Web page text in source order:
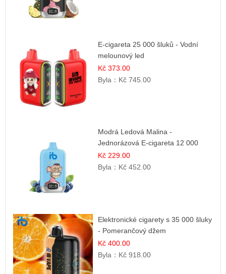
E-cigareta 25 000 šluků - Vodní
melounový led
Kč 373.00
Byla： Kč 745.00
Modrá Ledová Malina -
Jednorázová E-cigareta 12 000
šluků | Osvěžující Bobulová Příchuť
Kč 229.00
Byla： Kč 452.00
Elektronické cigarety s 35 000 šluky
- Pomerančový džem
Kč 400.00
Byla： Kč 918.00